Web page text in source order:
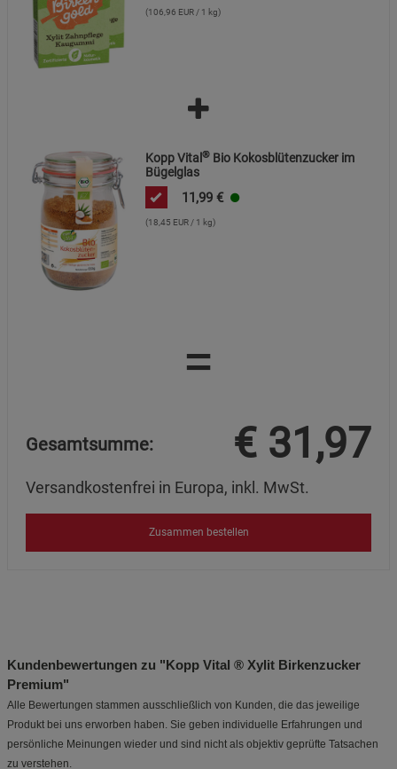
(106,96 EUR / 1 kg)
Kopp Vital® Bio Kokosblütenzucker im
Bügelglas
11,99 €
(18,45 EUR / 1 kg)
=
Gesamtsumme: € 31,97
Versandkostenfrei in Europa, inkl. MwSt.
Zusammen bestellen
Kundenbewertungen zu "Kopp Vital ® Xylit Birkenzucker
Premium"
Alle Bewertungen stammen ausschließlich von Kunden, die das jeweilige
Produkt bei uns erworben haben. Sie geben individuelle Erfahrungen und
persönliche Meinungen wieder und sind nicht als objektiv geprüfte Tatsachen
zu verstehen.